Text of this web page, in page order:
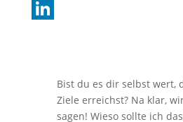
bN
P
Bist du es dir selbst wert,
Ziele erreichst? Na klar,
sagen! Wieso sollte ich